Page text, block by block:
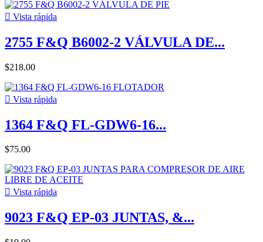
 Vista rápida
2755 F&Q B6002-2 VÁLVULA DE...
$218.00
 Vista rápida
1364 F&Q FL-GDW6-16...
$75.00
 Vista rápida
9023 F&Q EP-03 JUNTAS, &...